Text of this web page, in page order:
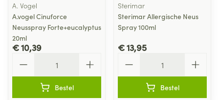
A. Vogel
A.vogel Cinuforce
Neusspray Forte+eucalyptus
20ml
€ 10,39
Bestel
Sterimar
Sterimar Allergische Neus
Spray 100ml
€ 13,95
Bestel